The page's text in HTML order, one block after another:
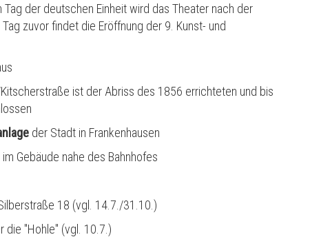
der deutschen Einheit wird das Theater nach der
zuvor findet die Eröffnung der 9. Kunst- und
ist der Abriss des 1856 errichteten und bis
der Stadt in Frankenhausen
im Gebäude nahe des Bahnhofes
18 (vgl. 14.7./31.10.)
die "Hohle" (vgl. 10.7.)